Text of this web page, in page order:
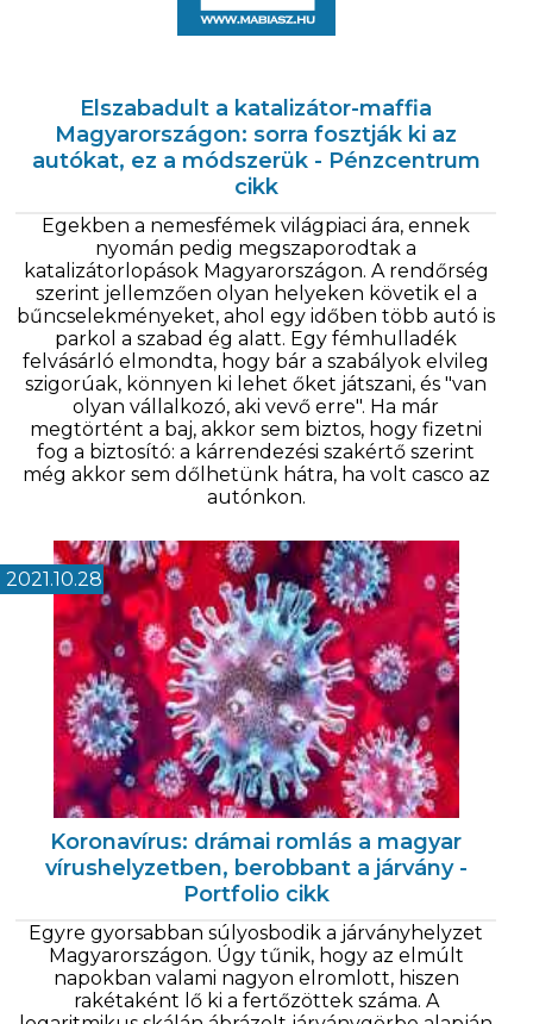
Elszabadult a katalizátor-maffia
Magyarországon: sorra fosztják ki az
autókat, ez a módszerük - Pénzcentrum
cikk
Egekben a nemesfémek világpiaci ára, ennek
nyomán pedig megszaporodtak a
katalizátorlopások Magyarországon. A rendőrség
szerint jellemzően olyan helyeken követik el a
bűncselekményeket, ahol egy időben több autó is
parkol a szabad ég alatt. Egy fémhulladék
felvásárló elmondta, hogy bár a szabályok elvileg
szigorúak, könnyen ki lehet őket játszani, és "van
olyan vállalkozó, aki vevő erre". Ha már
megtörtént a baj, akkor sem biztos, hogy fizetni
fog a biztosító: a kárrendezési szakértő szerint
még akkor sem dőlhetünk hátra, ha volt casco az
autónkon.
2021.10.28
Koronavírus: drámai romlás a magyar
vírushelyzetben, berobbant a járvány -
Portfolio cikk
Egyre gyorsabban súlyosbodik a járványhelyzet
Magyarországon. Úgy tűnik, hogy az elmúlt
napokban valami nagyon elromlott, hiszen
rakétaként lő ki a fertőzöttek száma. A